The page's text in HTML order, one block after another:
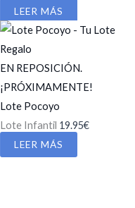
LEER MÁS
EN REPOSICIÓN.
¡PRÓXIMAMENTE!
Lote Pocoyo
Lote Infantil 19.95€
LEER MÁS